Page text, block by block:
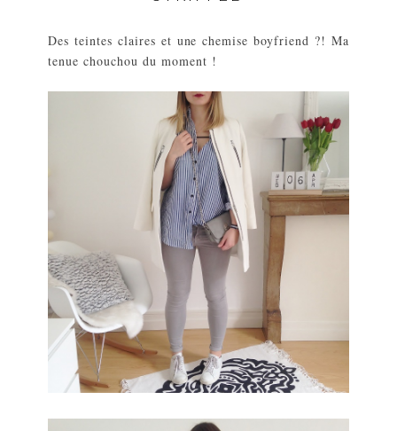
Des teintes claires et une chemise boyfriend ?! Ma
tenue chouchou du moment !